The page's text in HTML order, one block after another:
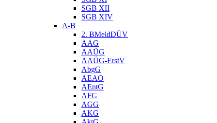
SGB XII
SGB XIV
A-B
2. BMeldDÜV
AAG
AAÜG
AAÜG-ErstV
AbgG
AEAO
AEntG
AFG
AGG
AKG